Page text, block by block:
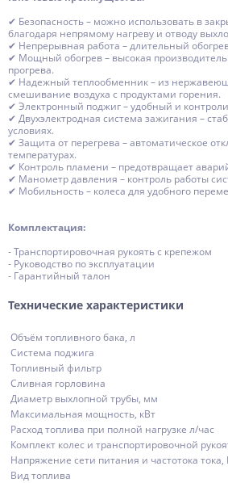
✔ Безопасность – можно использовать в
благодаря непрямому нагреву и отводу
✔ Непрерывная работа – длительный
✔ Мощный обогрев – высокая
прогрева.
✔ Надежный теплообменник – из
смешивание воздуха с продуктами горения.
✔ Электронный поджиг – удобный и
✔ Двухэлектродная система зажигания –
условиях.
✔ Защита от перегрева – автоматическое
температурах.
✔ Контроль пламени – предотвращает
✔ Манометр давления – контроль работы
✔ Мобильность – колеса для удобного
Комплектация:
- Транспортировочная рукоять с крепежом
- Руководство по эксплуатации
- Гарантийный талон
Технические характеристики
Объём топливного бака, л
Система поджига
Топливный фильтр
Сливная горловина
Диаметр выхлопной трубы, мм
Максимальная мощность, кВт
Расход топлива при полной нагрузке л/час
Комплект колес и транспортировочной
Напряжение сети питания и частотока тока,
Вид топлива